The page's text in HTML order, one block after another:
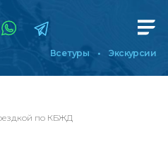
Все туры Экскурсии
по КБЖД